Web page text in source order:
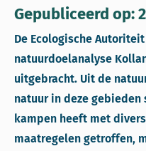
Gepubliceerd op:
De Ecologische
natuurdoelanalyse
uitgebracht. Uit de
natuur in deze
kampen heeft met
maatregelen getroffen,